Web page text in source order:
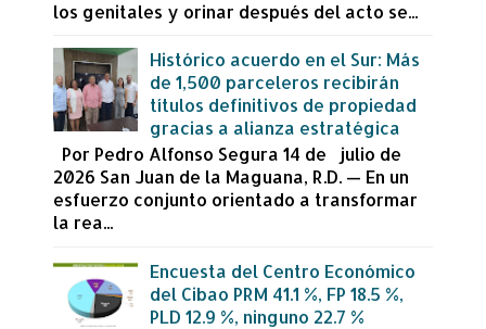
los genitales y orinar después del acto se...
Histórico acuerdo en el Sur: Más
de 1,500 parceleros recibirán
títulos definitivos de propiedad
gracias a alianza estratégica
Por Pedro Alfonso Segura 14 de julio de
2026 San Juan de la Maguana, R.D. — En un
esfuerzo conjunto orientado a transformar
la rea...
Encuesta del Centro Económico
del Cibao PRM 41.1 %, FP 18.5 %,
PLD 12.9 %, ninguno 22.7 %